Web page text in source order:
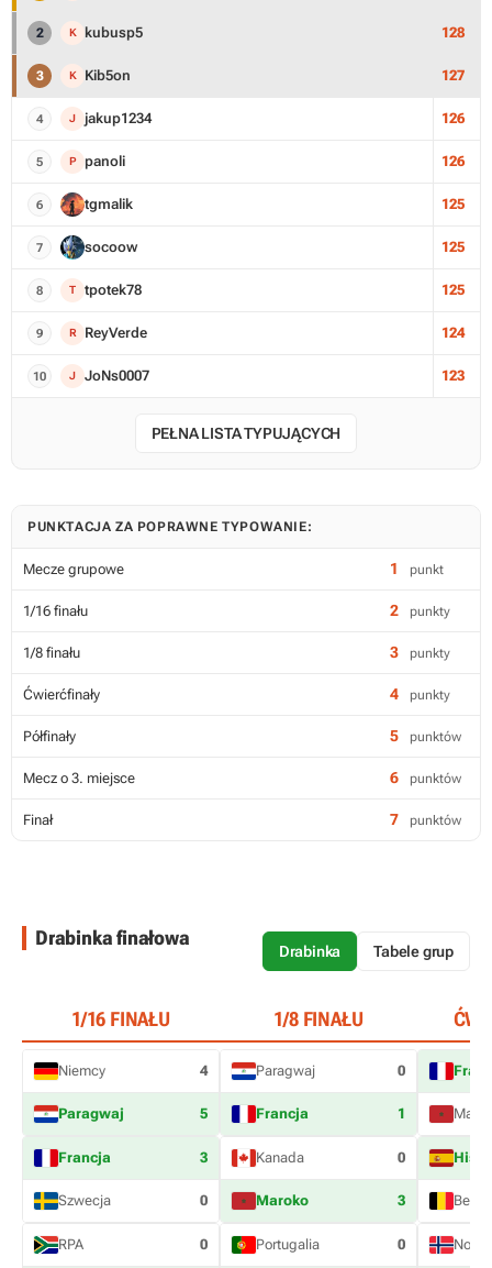
K kubusp5 128
K Kib5on 127
J jakup1234 126
P panoli 126
tgmalik 125
socoow 125
T tpotek78 125
R ReyVerde 124
J JoNs0007 123
PEŁNA LISTA TYPUJĄCYCH
PUNKTACJA ZA POPRAWNE TYPOWANIE:
Mecze grupowe 1 punkt
1/16 finału 2 punkty
1/8 finału 3 punkty
Ćwierćfinały 4 punkty
Półfinały 5 punktów
Mecz o 3. miejsce 6 punktów
Finał 7 punktów
Drabinka finałowa
Drabinka Tabele grup
1/16 FINAŁU
Niemcy 4
Paragwaj 5
Francja 3
Szwecja 0
RPA 0
1/8 FINAŁU
Paragwaj 0
Francja 1
Kanada 0
Maroko 3
Portugalia 0
Belgia